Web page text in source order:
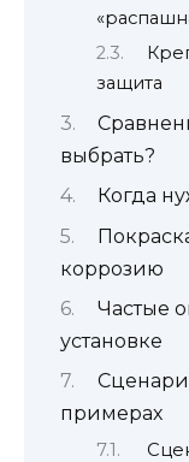
защита
выбрать?
Когда
коррозию
Частые
установке
примерах